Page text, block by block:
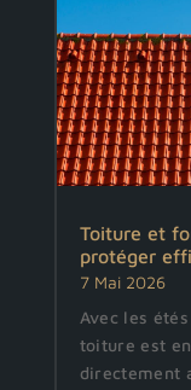
Toiture et
protéger
7 Mai 2026
Avec les
toiture est
directement